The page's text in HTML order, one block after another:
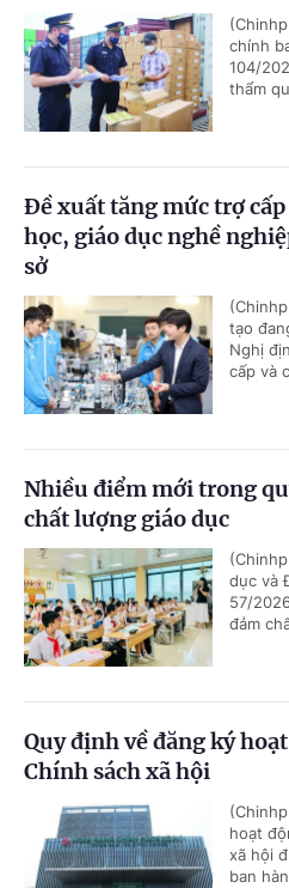
chính
104/
thẩm
Đề xuất tăng mức trợ
học, giáo dục nghề
sở
tạo
Nghị
cấp và
Nhiều điểm mới trong
chất lượng giáo dục
dục và
57/
đảm
Quy định về đăng ký
Chính sách xã hội
hoạt
xã hội
ban